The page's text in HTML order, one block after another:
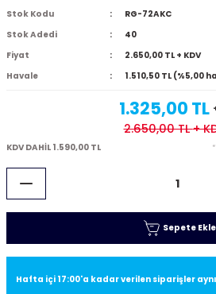
Stok Kodu
RG-72AKC
Stok Adedi
40
Fiyat
2.650,00 TL + KDV
Havale
1.510,50 TL (%5,00
1.325,00 TL
2.650,00 TL+
KDV DAHİL 1.590,00 TL
Sepete Ekle
Hafta içi 17:00'a kadar verilen siparişler